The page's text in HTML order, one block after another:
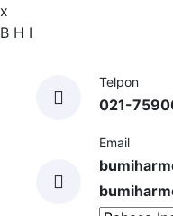
x
B H I
Telpon
021-
Email